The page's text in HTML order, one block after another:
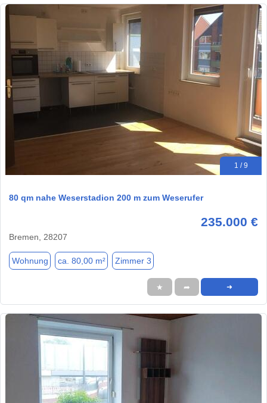
1 / 9
80 qm nahe Weserstadion 200 m zum Weserufer
235.000 €
Bremen, 28207
Wohnung ca. 80,00 m² Zimmer 3
★ ➦ ➜